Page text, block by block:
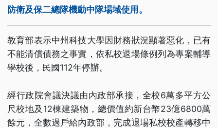
防衛及保二總隊機動中隊場域使用。
教育部表示中州科技大學因財務狀況顯著惡化，已有
不能清償債務之事實，依私校退場條例列為專案輔導
學校後，民國112年停辦。
經行政院會議決議由內政部承接，全校6萬多平方公
尺校地及12棟建築物，總價值約新台幣23億6800萬
餘元，全數過戶給內政部，完成退場私校校產轉移中